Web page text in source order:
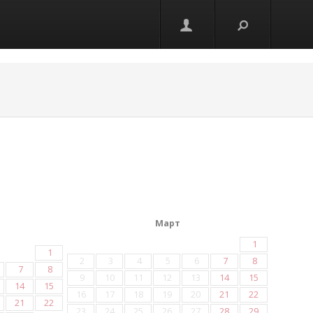
1
7
8
14
15
21
22
Март
1
2
3 4 5 6 7
8
9
10 11 12 13 14
15
16
17 18 19 20 21
22